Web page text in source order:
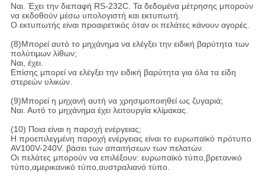
Ναι. Έχει την διεπαφή RS-232C. Τα δεδομένα μέτρησης μπορούν
να εκδοθούν μέσω υπολογιστή και εκτυπωτή.
Ο εκτυπωτής είναι προαιρετικός όταν οι πελάτες κάνουν αγορές.
(8)Μπορεί αυτό το μηχάνημα να ελέγξει την ειδική βαρύτητα των
πολύτιμων λίθων;
Ναι, έχει.
Επίσης μπορεί να ελέγξει την ειδική βαρύτητα για όλα τα είδη
στερεών υλικών.
(9)Μπορεί η μηχανή αυτή να χρησιμοποιηθεί ως ζυγαριά;
Ναι. Αυτό το μηχάνημα έχει λειτουργία κλίμακας.
(10) Ποια είναι η παροχή ενέργειας;
Η προεπιλεγμένη παροχή ενέργειας είναι το ευρωπαϊκό πρότυπο
AV100V-240V. βάσει των απαιτήσεων των πελατών.
Οι πελάτες μπορούν να επιλέξουν: ευρωπαϊκό τύπο,βρετανικό
τύπο,αμερικανικό τύπο,αυστραλιανό τύπο.